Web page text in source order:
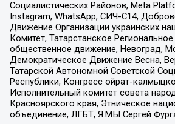
Социалистических Районов, Meta
Instagram, WhatsApp, СИЧ-С14,
Движение Организации украинских
Комитет, Татарстанское
общественное движение, Невоград,
Демократическое Движение Весна,
Татарской Автономной Советской
Республики, Конгресс ойрат-
Исполнительный комитет совета
Красноярского края, Этническое
объединение, ЛГБТ, Я.МЫ Сергей